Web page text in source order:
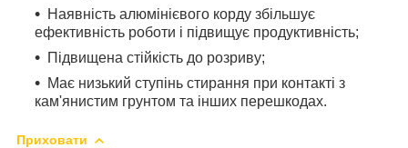
Наявність алюмінієвого корду збільшує
ефективність роботи і підвищує продуктивність;
Підвищена стійкість до розриву;
Має низький ступінь стирання при контакті з
кам'янистим грунтом та інших перешкодах.
Приховати